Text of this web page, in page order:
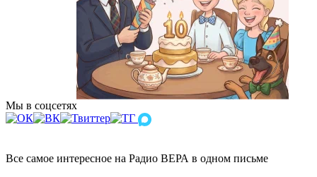
Мы в соцсетях
Все самое интересное на Радио ВЕРА в одном письме